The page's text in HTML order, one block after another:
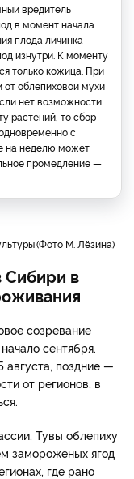
вредитель
в момент начала
плода личинка
изнутри. К моменту
только кожица. При
облепиховой мухи
нет возможности
растений, то сбор
с
на неделю может
промедление —
Фото М. Лёзина
Сибири в
созревание
сентября.
августа, поздние —
от регионов, в
Тувы облепиху
замороженых ягод
где рано